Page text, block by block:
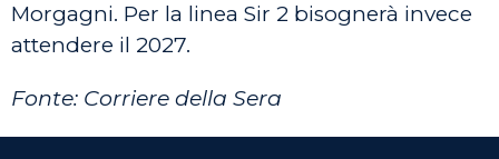
Morgagni. Per la linea Sir 2 bisognerà invece
attendere il 2027.
Fonte: Corriere della Sera